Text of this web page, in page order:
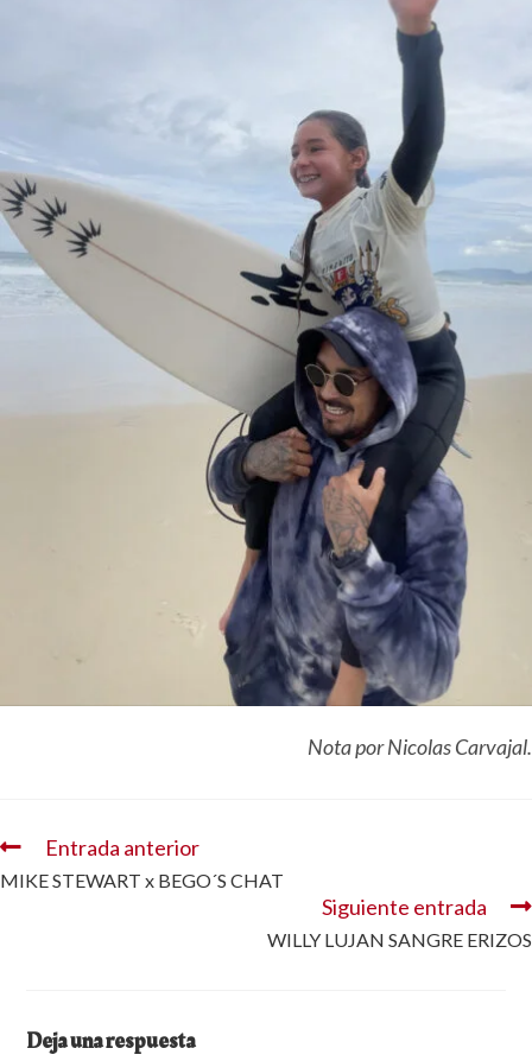
Nota por Nicolas Carvajal.
Entrada anterior
MIKE STEWART x BEGO´S CHAT
Siguiente entrada
WILLY LUJAN SANGRE ERIZOS
Deja una respuesta